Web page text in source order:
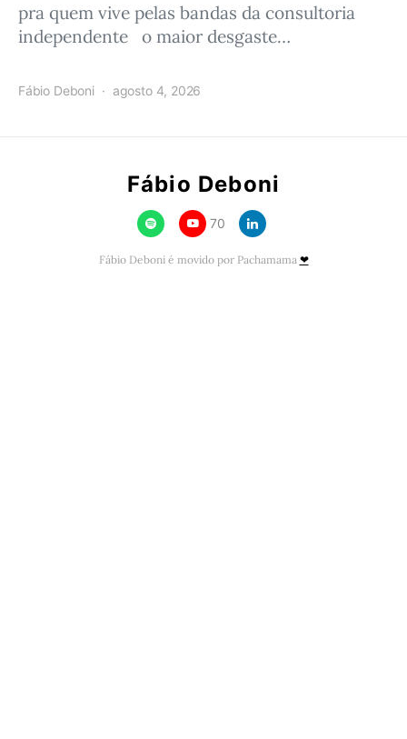
pra quem vive pelas bandas da consultoria
independente o maior desgaste…
Fábio Deboni agosto 4, 2026
Fábio Deboni
70
Fábio Deboni é movido por Pachamama ❤